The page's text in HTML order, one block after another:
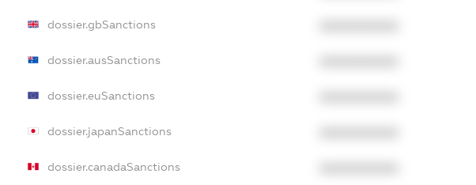
dossier.gbSanctions
dossier.ausSanctions
dossier.euSanctions
dossier.japanSanctions
dossier.canadaSanctions